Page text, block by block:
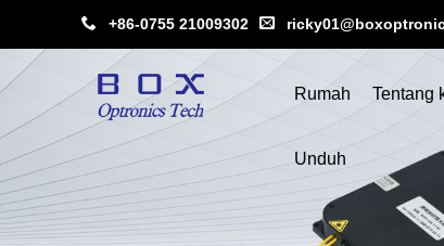
+86-0755 21009302
Rumah Tentang
Unduh